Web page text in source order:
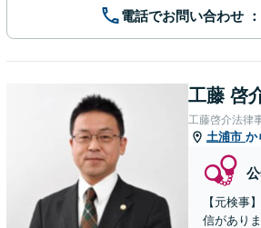
電話でお問い合わせ
工藤 啓
工藤啓介法律
土浦市 か
【元検事
信があり